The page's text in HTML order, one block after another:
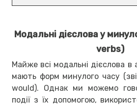
Модальні дієслова у
verbs)
Майже всі модальні дієслова в
мають форм минулого часу
would). Однак ми можемо
події з їх допомогою,